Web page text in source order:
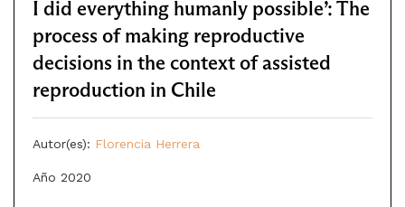
I did everything humanly possible’: The
process of making reproductive
decisions in the context of assisted
reproduction in Chile
Autor(es): Florencia Herrera
Año 2020